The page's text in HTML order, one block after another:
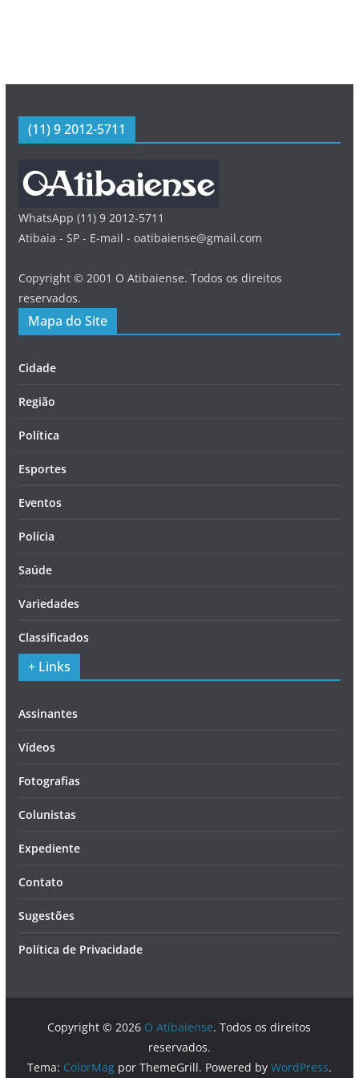
(11) 9 2012-5711
WhatsApp (11) 9 2012-5711
Atibaia - SP - E-mail - oatibaiense@gmail.com
Copyright © 2001 O Atibaiense. Todos os direitos
reservados.
Mapa do Site
Cidade
Região
Política
Esportes
Eventos
Polícia
Saúde
Variedades
Classificados
+ Links
Assinantes
Vídeos
Fotografias
Colunistas
Expediente
Contato
Sugestões
Política de Privacidade
Copyright © 2026 O Atibaiense. Todos os direitos
reservados.
Tema: ColorMagpor ThemeGrill. Powered by WordPress.